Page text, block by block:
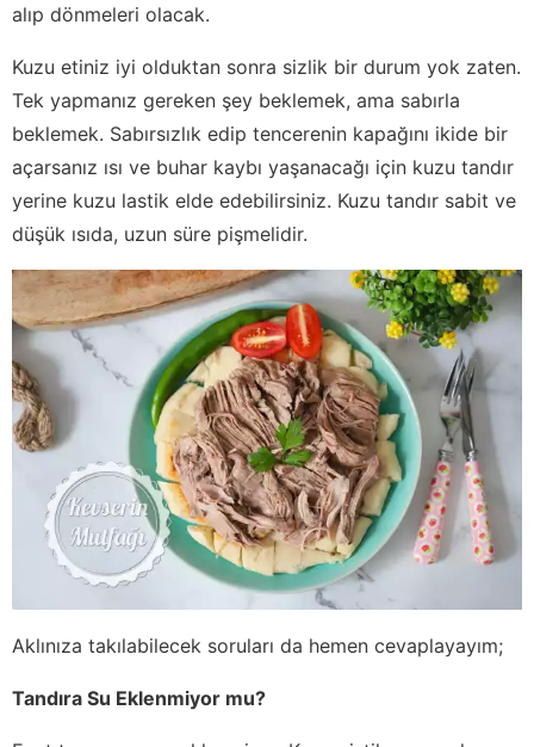
alıp dönmeleri olacak.
Kuzu etiniz iyi olduktan sonra sizlik bir durum yok zaten.
Tek yapmanız gereken şey beklemek, ama sabırla
beklemek. Sabırsızlık edip tencerenin kapağını ikide bir
açarsanız ısı ve buhar kaybı yaşanacağı için kuzu tandır
yerine kuzu lastik elde edebilirsiniz. Kuzu tandır sabit ve
düşük ısıda, uzun süre pişmelidir.
Aklınıza takılabilecek soruları da hemen cevaplayayım;
Tandıra Su Eklenmiyor mu?